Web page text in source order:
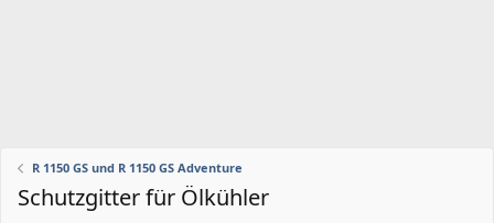
R 1150 GS und R 1150 GS Adventure
Schutzgitter für Ölkühler